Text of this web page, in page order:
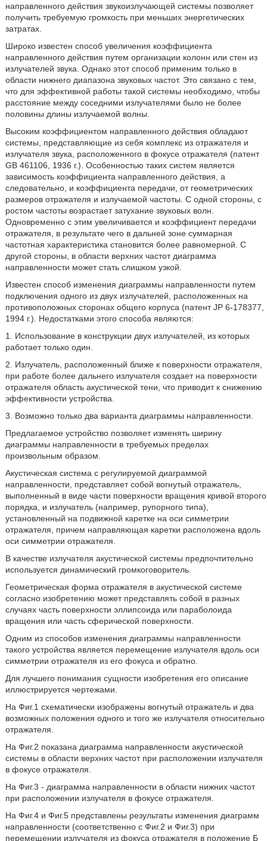
направленного действия звукоизлучающей системы позволяет
получить требуемую громкость при меньших энергетических
затратах.
Широко известен способ увеличения коэффициента
направленного действия путем организации колонн или стен из
излучателей звука. Однако этот способ применим только в
области нижнего диапазона звуковых частот. Это связано с тем,
что для эффективной работы такой системы необходимо, чтобы
расстояние между соседними излучателями было не более
половины длины излучаемой волны.
Высоким коэффициентом направленного действия обладают
системы, представляющие из себя комплекс из отражателя и
излучателя звука, расположенного в фокусе отражателя (патент
GB 461106, 1936 г.). Особенностью таких систем является
зависимость коэффициента направленного действия, а
следовательно, и коэффициента передачи, от геометрических
размеров отражателя и излучаемой частоты. С одной стороны, с
ростом частоты возрастает затухание звуковых волн.
Одновременно с этим увеличивается и коэффициент передачи
отражателя, в результате чего в дальней зоне суммарная
частотная характеристика становится более равномерной. С
другой стороны, в области верхних частот диаграмма
направленности может стать слишком узкой.
Известен способ изменения диаграммы направленности путем
подключения одного из двух излучателей, расположенных на
противоположных сторонах общего корпуса (патент JP 6-178377,
1994 г.). Недостатками этого способа являются:
1. Использование в конструкции двух излучателей, из которых
работает только один.
2. Излучатель, расположенный ближе к поверхности отражателя,
при работе более дальнего излучателя создает на поверхности
отражателя область акустической тени, что приводит к снижению
эффективности устройства.
3. Возможно только два варианта диаграммы направленности.
Предлагаемое устройство позволяет изменять ширину
диаграммы направленности в требуемых пределах
произвольным образом.
Акустическая система с регулируемой диаграммой
направленности, представляет собой вогнутый отражатель,
выполненный в виде части поверхности вращения кривой второго
порядка, и излучатель (например, рупорного типа),
установленный на подвижной каретке на оси симметрии
отражателя, причем направляющая каретки расположена вдоль
оси симметрии отражателя.
В качестве излучателя акустической системы предпочтительно
используется динамический громкоговоритель.
Геометрическая форма отражателя в акустической системе
согласно изобретению может представлять собой в разных
случаях часть поверхности эллипсоида или параболоида
вращения или часть сферической поверхности.
Одним из способов изменения диаграммы направленности
такого устройства является перемещение излучателя вдоль оси
симметрии отражателя из его фокуса и обратно.
Для лучшего понимания сущности изобретения его описание
иллюстрируется чертежами.
На Фиг.1 схематически изображены вогнутый отражатель и два
возможных положения одного и того же излучателя относительно
отражателя.
На Фиг.2 показана диаграмма направленности акустической
системы в области верхних частот при расположении излучателя
в фокусе отражателя.
На Фиг.3 - диаграмма направленности в области нижних частот
при расположении излучателя в фокусе отражателя.
На Фиг.4 и Фиг.5 представлены результаты изменения диаграмм
направленности (соответственно с Фиг.2 и Фиг.3) при
перемещении излучателя из фокуса отражателя в положение Б